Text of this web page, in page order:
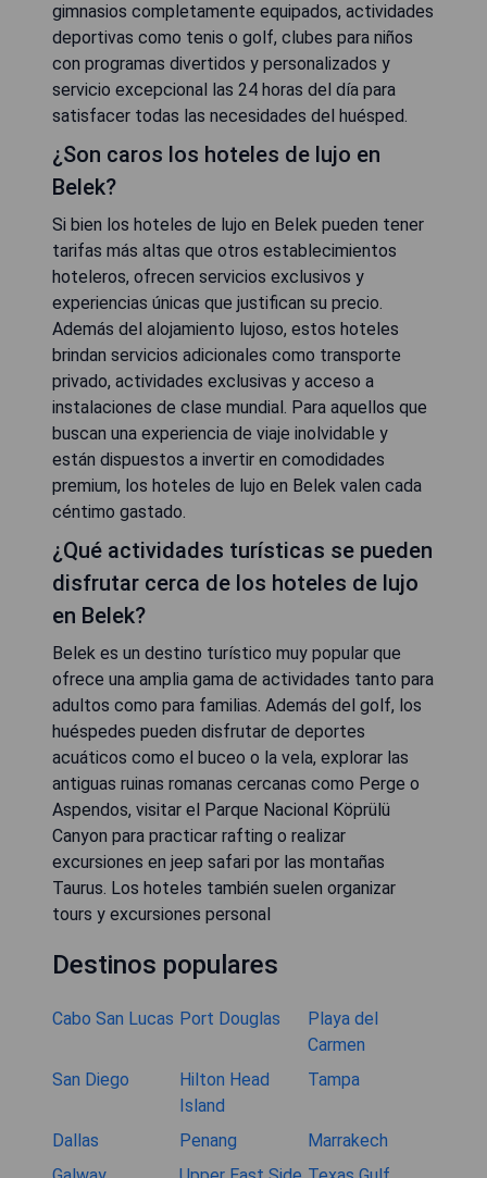
gimnasios completamente equipados, actividades
deportivas como tenis o golf, clubes para niños
con programas divertidos y personalizados y
servicio excepcional las 24 horas del día para
satisfacer todas las necesidades del huésped.
¿Son caros los hoteles de lujo en
Belek?
Si bien los hoteles de lujo en Belek pueden tener
tarifas más altas que otros establecimientos
hoteleros, ofrecen servicios exclusivos y
experiencias únicas que justifican su precio.
Además del alojamiento lujoso, estos hoteles
brindan servicios adicionales como transporte
privado, actividades exclusivas y acceso a
instalaciones de clase mundial. Para aquellos que
buscan una experiencia de viaje inolvidable y
están dispuestos a invertir en comodidades
premium, los hoteles de lujo en Belek valen cada
céntimo gastado.
¿Qué actividades turísticas se pueden
disfrutar cerca de los hoteles de lujo
en Belek?
Belek es un destino turístico muy popular que
ofrece una amplia gama de actividades tanto para
adultos como para familias. Además del golf, los
huéspedes pueden disfrutar de deportes
acuáticos como el buceo o la vela, explorar las
antiguas ruinas romanas cercanas como Perge o
Aspendos, visitar el Parque Nacional Köprülü
Canyon para practicar rafting o realizar
excursiones en jeep safari por las montañas
Taurus. Los hoteles también suelen organizar
tours y excursiones personal
Destinos populares
Cabo San Lucas Port Douglas
Playa del
Carmen
San Diego
Hilton Head
Island
Tampa
Dallas Penang
Marrakech